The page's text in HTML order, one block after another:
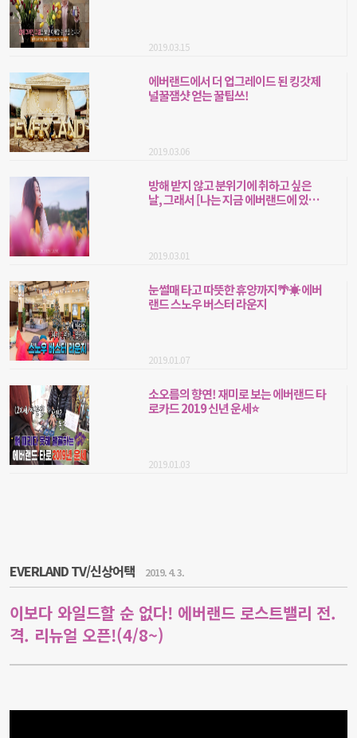
2019.03.15
에버랜드에서 더 업그레이드 된 킹갓제
널꿀잼샷 얻는 꿀팁쓰!
2019.03.06
방해 받지 않고 분위기에 취하고 싶은
날, 그래서 [나는 지금 에버랜드에 있습
2019.03.01
눈썰매 타고 따뜻한 휴양까지🌴☀ 에버
랜드 스노우 버스터 라운지
2019.01.07
소오름의 향연! 재미로 보는 에버랜드 타
로카드 2019 신년 운세⭐
2019.01.03
EVERLAND TV/신상어택 2019. 4. 3.
이보다 와일드할 순 없다! 에버랜드 로스트밸리 전.
격. 리뉴얼 오픈!(4/8~)